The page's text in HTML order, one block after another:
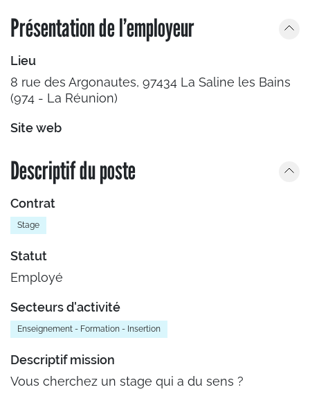
Présentation de l’employeur
Lieu
8 rue des Argonautes, 97434 La Saline les Bains
(974 - La Réunion)
Site web
Descriptif du poste
Contrat
Stage
Statut
Employé
Secteurs d'activité
Enseignement - Formation - Insertion
Descriptif mission
Vous cherchez un stage qui a du sens ?